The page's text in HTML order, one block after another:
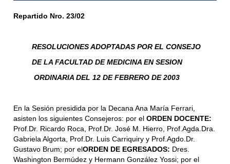
Repartido Nro. 23/02
RESOLUCIONES ADOPTADAS POR EL CONSEJO
DE LA FACULTAD DE MEDICINA EN SESION
ORDINARIA DEL 12 DE FEBRERO DE 2003
En la Sesión presidida por la Decana Ana María Ferrari,
asisten los siguientes Consejeros: por elORDEN DOCENTE:
Prof.Dr. Ricardo Roca, Prof.Dr. José M. Hierro, Prof.Agda.Dra.
Gabriela Algorta, Prof.Dr. Luis Carriquiry y Prof.Agdo.Dr.
Gustavo Brum; por elORDEN DE EGRESADOS: Dres.
Washington Bermúdez y Hermann González Yossi; por el